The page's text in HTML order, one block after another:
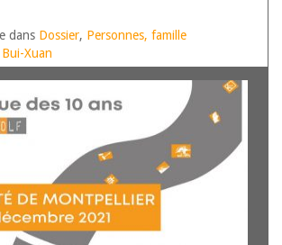
de sociologie juridique de
Panthéon-Assas …Lire la suite
dans Dossier, Personnes, famille
Xuan